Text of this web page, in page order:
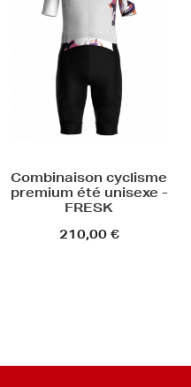
Combinaison cyclisme
premium été unisexe -
FRESK
210,00 €